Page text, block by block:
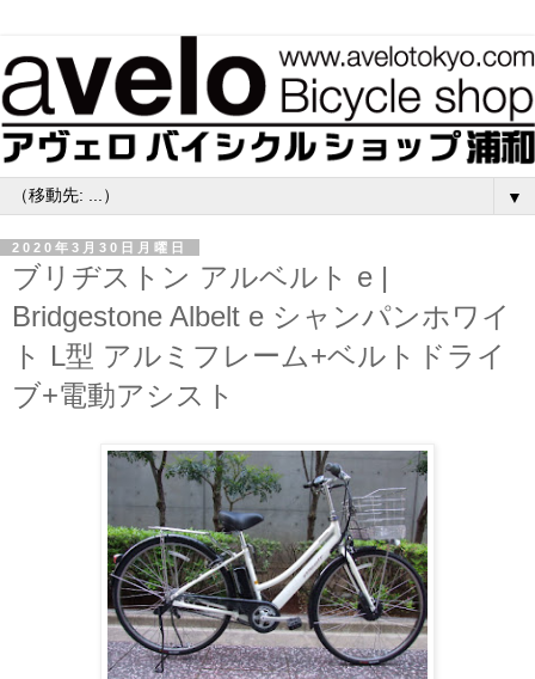
▼
2020年3月30日月曜日
ブリヂストン アルベルト e |
Bridgestone Albelt e シャンパンホワイ
ト L型 アルミフレーム+ベルトドライ
ブ+電動アシスト